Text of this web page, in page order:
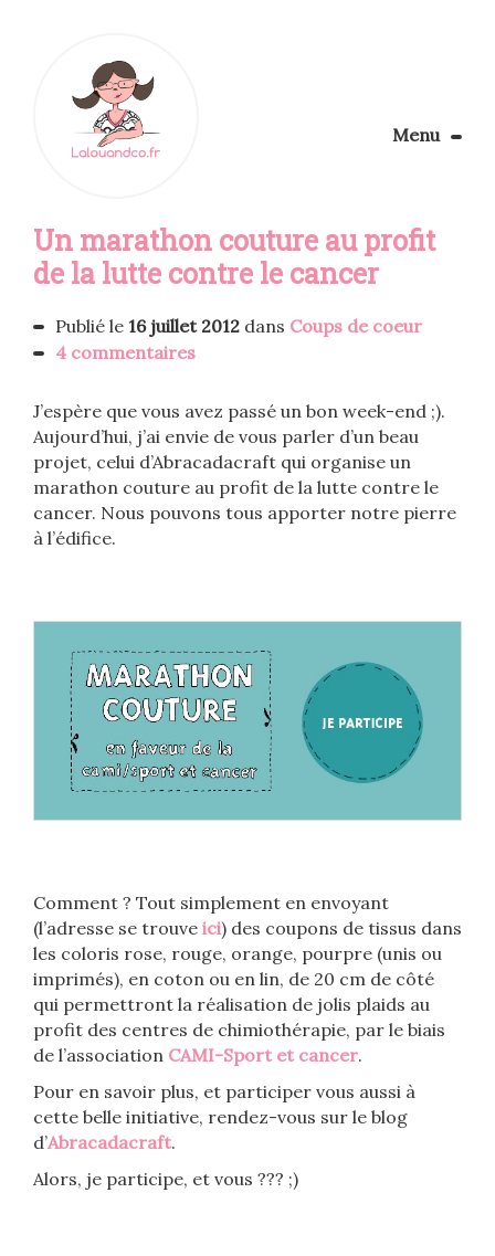
Menu
Apprendre la couture
Aménager son coin couture
Personnalisez vos tissus
Un marathon couture au profit
de la lutte contre le cancer
Publié le 16 juillet 2012 dans Coups de coeur
4 commentaires
J’espère que vous avez passé un bon week-end ;).
Aujourd’hui, j’ai envie de vous parler d’un beau
projet, celui d’Abracadacraft qui organise un
marathon couture au profit de la lutte contre le
cancer. Nous pouvons tous apporter notre pierre
à l’édifice.
Comment ? Tout simplement en envoyant
(l’adresse se trouve ici) des coupons de tissus dans
les coloris rose, rouge, orange, pourpre (unis ou
imprimés), en coton ou en lin, de 20 cm de côté
qui permettront la réalisation de jolis plaids au
profit des centres de chimiothérapie, par le biais
de l’association CAMI-Sport et cancer.
Pour en savoir plus, et participer vous aussi à
cette belle initiative, rendez-vous sur le blog
d’Abracadacraft.
Alors, je participe, et vous ??? ;)